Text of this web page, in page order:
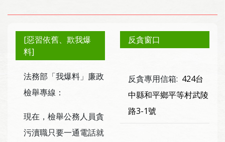
[惡習依舊、欺我爆
料]
法務部「我爆料」廉政
檢舉專線：
現在，檢舉公務人員貪
污瀆職只要一通電話就
反貪窗口
反貪專用信箱: 424台
中縣和平鄉平等村武陵
路3-1號